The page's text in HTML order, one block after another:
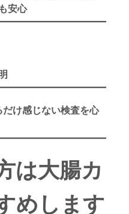
安心
だけ感じない検査を心
は大腸カ
めします